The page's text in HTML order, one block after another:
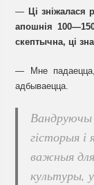
— Ці зніжалася
апошнія
скептычна, ці
— Мне падаецца,
адбываецца.
Вандруючы
гісторыя і
важныя
культуры,